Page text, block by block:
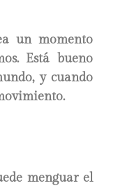
un momento
Está bueno
y cuando
menguar el